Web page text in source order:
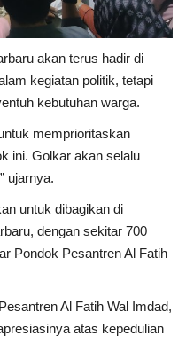
akan terus hadir di
kegiatan politik, tetapi
kebutuhan warga.
memprioritaskan
ini. Golkar akan selalu
ujarnya.
untuk dibagikan di
dengan sekitar 700
Pondok Pesantren Al Fatih
Al Fatih Wal Imdad,
atas kepedulian